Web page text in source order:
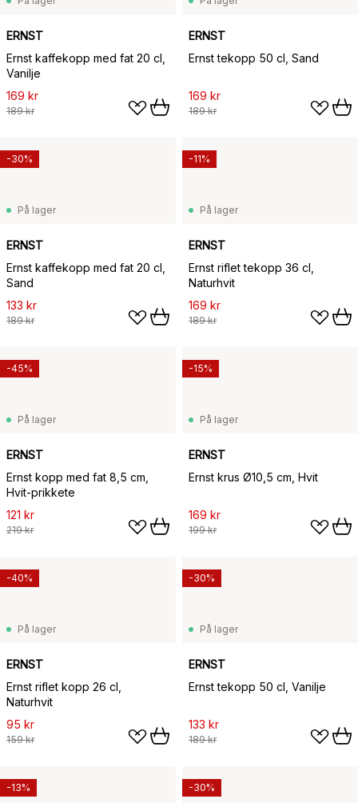
ERNST
Ernst kaffekopp med fat 20 cl,
Vanilje
169 kr
189 kr
ERNST
Ernst tekopp 50 cl, Sand
169 kr
189 kr
På lager
ERNST
Ernst kaffekopp med fat 20 cl,
Sand
133 kr
189 kr
-30%
På lager
ERNST
Ernst riflet tekopp 36 cl,
Naturhvit
169 kr
189 kr
-11%
På lager
ERNST
Ernst kopp med fat 8,5 cm,
Hvit-prikkete
121 kr
219 kr
-45%
På lager
ERNST
Ernst krus Ø10,5 cm, Hvit
169 kr
199 kr
-15%
På lager
ERNST
Ernst riflet kopp 26 cl,
Naturhvit
95 kr
159 kr
-40%
På lager
ERNST
Ernst tekopp 50 cl, Vanilje
133 kr
189 kr
-30%
-13% -30%